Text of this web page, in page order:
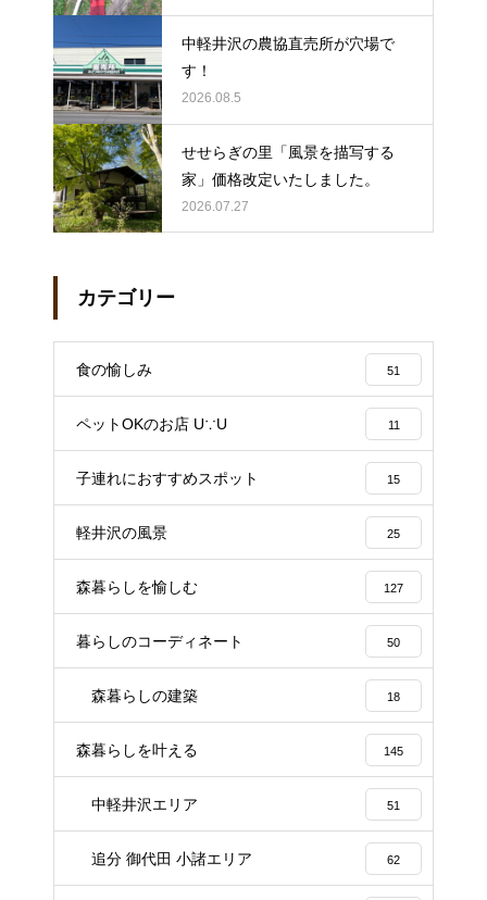
中軽井沢の農協直売所が穴場で
す！
2026.08.5
せせらぎの里「風景を描写する
家」価格改定いたしました。
2026.07.27
カテゴリー
食の愉しみ 51
ペットOKのお店 U∵U 11
子連れにおすすめスポット 15
軽井沢の風景 25
森暮らしを愉しむ 127
暮らしのコーディネート 50
森暮らしの建築 18
森暮らしを叶える 145
中軽井沢エリア 51
追分 御代田 小諸エリア 62